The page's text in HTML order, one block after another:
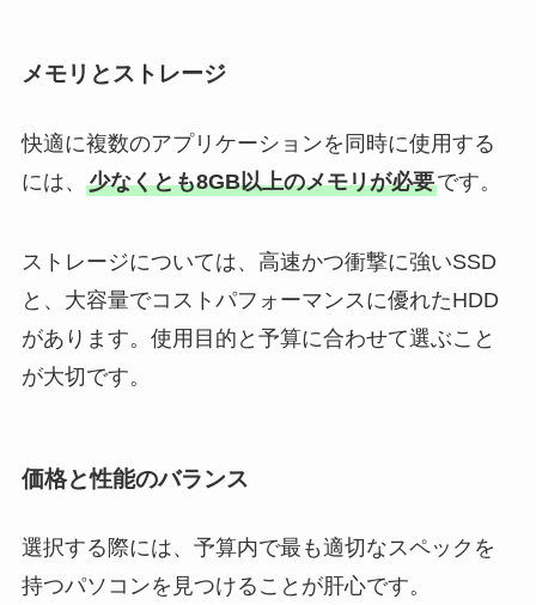
メモリとストレージ
快適に複数のアプリケーションを同時に使用する
には、 少なくとも8GB以上のメモリが必要です。
ストレージについては、高速かつ衝撃に強いSSD
と、大容量でコストパフォーマンスに優れたHDD
があります。使用目的と予算に合わせて選ぶこと
が大切です。
価格と性能のバランス
選択する際には、予算内で最も適切なスペックを
持つパソコンを見つけることが肝心です。